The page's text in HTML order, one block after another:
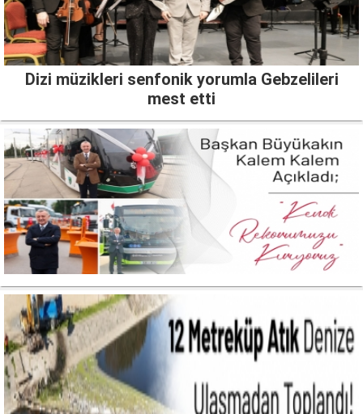
Dizi müzikleri senfonik yorumla Gebzelileri
mest etti